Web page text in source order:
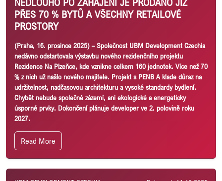
PŘES 70 % BYTŮ A VŠECHNY RETAILOVÉ
PROSTORY
(Praha, 16. prosince 2025) – Společnost UBM Development Czechia
nedávno odstartovala výstavbu nového rezidenčního projektu
Rezidence Na Plzeňce, kde vznikne celkem 160 jednotek. Více než 70
% z nich už našlo nového majitele. Projekt s PENB A klade důraz na
udržitelnost, nadčasovou architekturu a vysoké standardy bydlení.
Chybět nebude společné zázemí, ani ekologické a energeticky
úsporné prvky. Dokončení plánuje developer ve 2. polovině roku
2027.
Read More